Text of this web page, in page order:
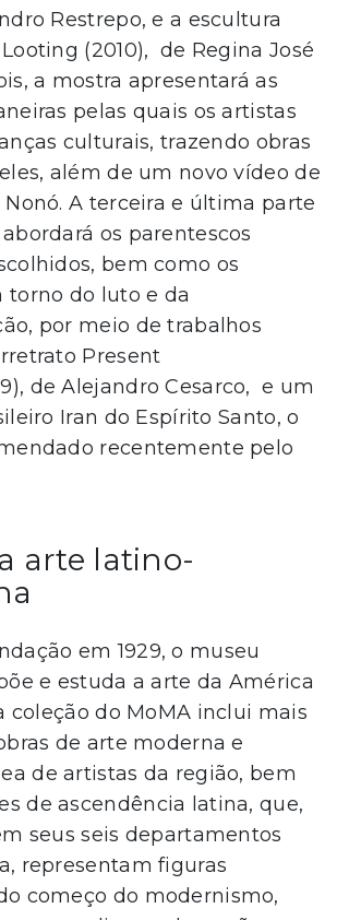
Restrepo, e a escultura
(2010), de Regina José
a mostra apresentará as
pelas quais os artistas
culturais, trazendo obras
além de um novo vídeo de
Nonó. A terceira e última parte
os parentescos
bem como os
torno do luto e da
por meio de trabalhos
Present
de Alejandro Cesarco, e um
Iran do Espírito Santo, o
recentemente pelo
arte latino-
em 1929, o museu
e estuda a arte da América
coleção do MoMA inclui mais
de arte moderna e
de artistas da região, bem
de ascendência latina, que,
seus seis departamentos
representam figuras
começo do modernismo,